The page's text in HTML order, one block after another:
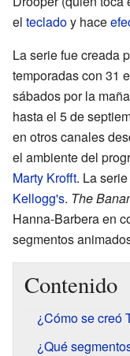
el tecladoy hace
La serie fue creada
temporadas con 31
sábados por la
hasta el 5 de
en otros canales
el ambiente del
Marty Krofft. La
Kellogg's. The
Hanna-Barbera en
segmentos
Contenido
¿Cómo se creó
¿Qué